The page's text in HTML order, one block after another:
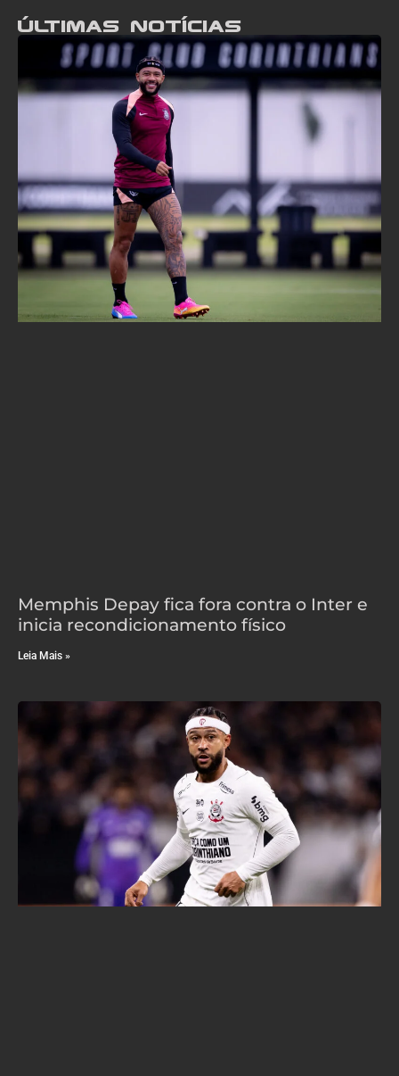
Últimas notícias
Memphis Depay fica fora contra o Inter e
inicia recondicionamento físico
Leia Mais »